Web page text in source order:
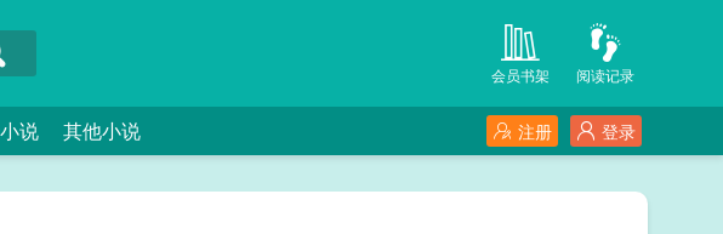
阅读记录
会员书架
说 其他小说 登录
注册